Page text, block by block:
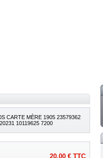
CARTE MÈRE 1905 23579362
10119625 7200